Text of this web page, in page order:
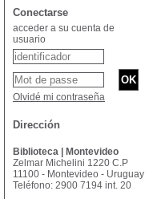
Conectarse
acceder a su cuenta de
usuario
Olvidé mi contraseña
Dirección
Biblioteca | Montevideo
Zelmar Michelini 1220 C.P
11100 - Montevideo - Uruguay
Teléfono: 2900 7194 int. 20